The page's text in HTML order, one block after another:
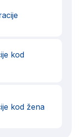
kod
kod žena